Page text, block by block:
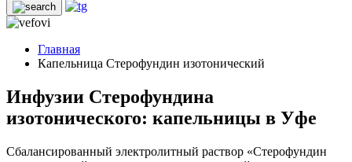
Главная
Капельница Стерофундин изотонический
Инфузии Стерофундина
изотонического: капельницы в Уфе
Сбалансированный электролитный раствор «Стерофундин